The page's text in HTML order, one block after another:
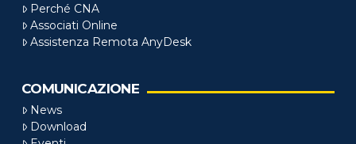
Perché CNA
Associati Online
Assistenza Remota AnyDesk
COMUNICAZIONE
News
Download